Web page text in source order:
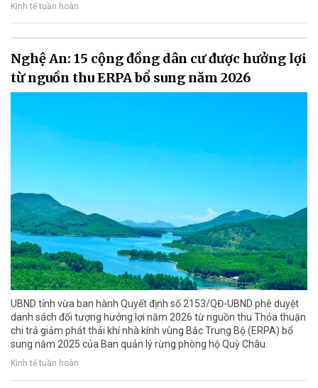
Kinh tế tuần hoàn
Nghệ An: 15 cộng đồng dân cư được hưởng lợi
từ nguồn thu ERPA bổ sung năm 2026
UBND tỉnh vừa ban hành Quyết định số 2153/QĐ-UBND phê duyệt
danh sách đối tượng hưởng lợi năm 2026 từ nguồn thu Thỏa thuận
chi trả giảm phát thải khí nhà kính vùng Bắc Trung Bộ (ERPA) bổ
sung năm 2025 của Ban quản lý rừng phòng hộ Quỳ Châu.
Kinh tế tuần hoàn